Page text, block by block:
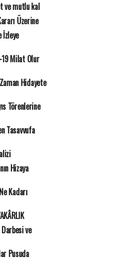
ve mutlu kal
Üzerine
Milat Olur
Hidayete
Törenlerine
Tasavvufa
Hizaya
Kadarı
ve
Pusuda